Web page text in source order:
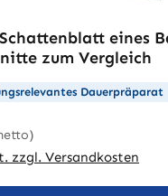
eines
zum Vergleich
Dauerpräparat
zzgl. Versandkosten